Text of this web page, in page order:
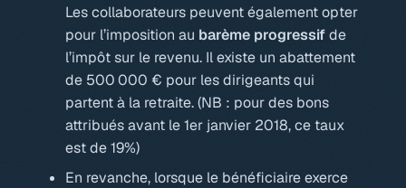
Les collaborateurs peuvent également opter
pour l’imposition au barème progressifde
l’impôt sur le revenu. Il existe un abattement
de 500 000 € pour les dirigeants qui
partent à la retraite. (NB : pour des bons
attribués avant le 1er janvier 2018, ce taux
est de 19%)
En revanche, lorsque le bénéficiaire exerce